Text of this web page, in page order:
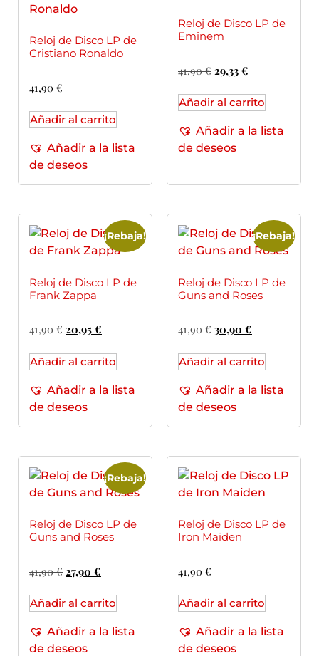
Reloj de Disco LP de
Cristiano Ronaldo
41,90 €
Añadir al carrito
Añadir a la lista
de deseos
Reloj de Disco LP de
Eminem
41,90€ 29,33 €
Añadir al carrito
Añadir a la lista
de deseos
¡Rebaja!
Reloj de Disco LP de
Frank Zappa
41,90€ 20,95 €
Añadir al carrito
Añadir a la lista
de deseos
¡Rebaja!
Reloj de Disco LP de
Guns and Roses
41,90€ 30,90 €
Añadir al carrito
Añadir a la lista
de deseos
¡Rebaja!
Reloj de Disco LP de
Guns and Roses
41,90€ 27,90 €
Añadir al carrito
Añadir a la lista
de deseos
Reloj de Disco LP de
Iron Maiden
41,90 €
Añadir al carrito
Añadir a la lista
de deseos